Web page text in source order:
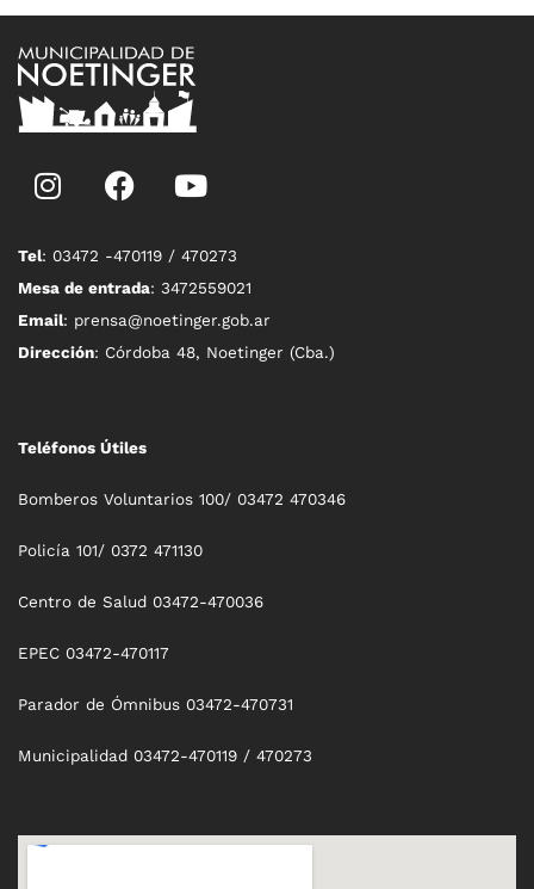
Tel: 03472 -470119 / 470273
Mesa de entrada: 3472559021
Email: prensa@noetinger.gob.ar
Dirección: Córdoba 48, Noetinger (Cba.)
Teléfonos Útiles
Bomberos Voluntarios 100/ 03472 470346
Policía 101/ 0372 471130
Centro de Salud 03472-470036
EPEC 03472-470117
Parador de Ómnibus 03472-470731
Municipalidad 03472-470119 / 470273